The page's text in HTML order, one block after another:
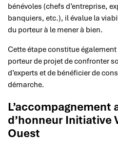
bénévoles (chefs d’entreprise,
banquiers, etc.), il évalue la
du porteur à le mener à bien.
Cette étape constitue
porteur de projet de confronter
d’experts et de bénéficier de
démarche.
L’accompagnement
d’honneur Initiative
Ouest